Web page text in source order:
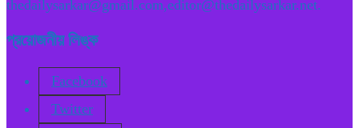
thedailysarkar@gmail.com,editor@thedailysarkar.net.
প্রয়োজনীয় লিঙ্ক
Facebook
Twitter